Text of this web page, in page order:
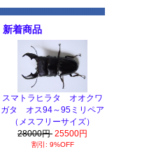
新着商品
スマトラヒラタ オオクワ
ガタ オス94～95ミリペア
（メスフリーサイズ）
28000円 25500円
割引: 9%OFF